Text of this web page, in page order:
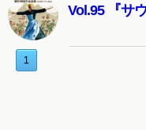
Vol.95 『サ
1